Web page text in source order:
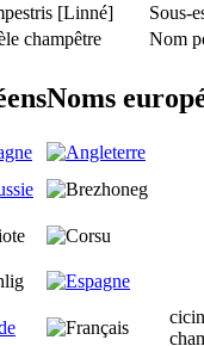
[Linné] Sous-
champêtre Nom
Noms